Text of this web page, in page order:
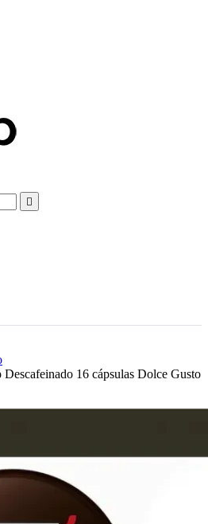

Descafeinado 16 cápsulas Dolce Gusto